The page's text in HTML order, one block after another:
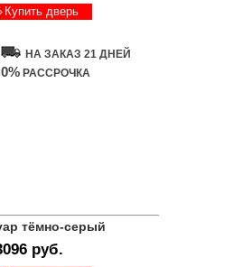
Купить дверь
НА ЗАКАЗ 21 ДНЕЙ
0% РАССРОЧКА
тёмно-серый
руб.